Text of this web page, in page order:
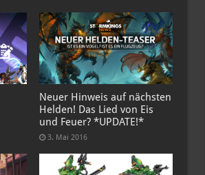
Neuer Hinweis auf nächsten
Helden! Das Lied von Eis
und Feuer? *UPDATE!*
3. Mai 2016